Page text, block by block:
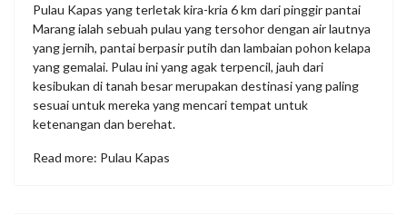
Pulau Kapas yang terletak kira-kria 6 km dari pinggir pantai
Marang ialah sebuah pulau yang tersohor dengan air lautnya
yang jernih, pantai berpasir putih dan lambaian pohon kelapa
yang gemalai. Pulau ini yang agak terpencil, jauh dari
kesibukan di tanah besar merupakan destinasi yang paling
sesuai untuk mereka yang mencari tempat untuk
ketenangan dan berehat.
Read more: Pulau Kapas